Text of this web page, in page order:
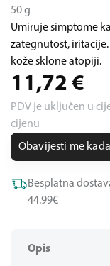
Opis
50 g
Umiruje simptome
zategnutost,
kože sklone atopiji.
11,72 €
PDV je uključen u
cijenu
Obavijesti me
Besplatna
44.99€